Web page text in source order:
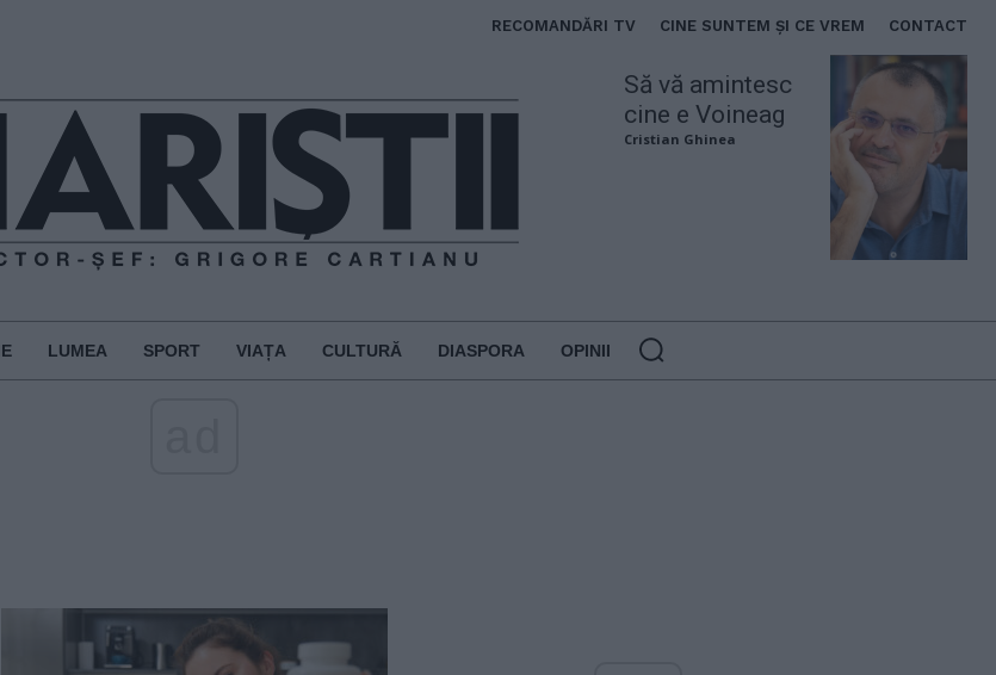
RECOMANDĂRI TV CINE SUNTEM ȘI CE VREM CONTACT
Să vă amintesc
cine e Voineag
Cristian Ghinea
LUMEA SPORT VIAȚA CULTURĂ DIASPORA OPINII